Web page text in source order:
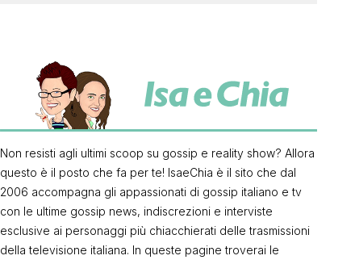
Non resisti agli ultimi scoop su gossip e reality show? Allora
questo è il posto che fa per te! IsaeChia è il sito che dal
2006 accompagna gli appassionati di gossip italiano e tv
con le ultime gossip news, indiscrezioni e interviste
esclusive ai personaggi più chiacchierati delle trasmissioni
della televisione italiana. In queste pagine troverai le